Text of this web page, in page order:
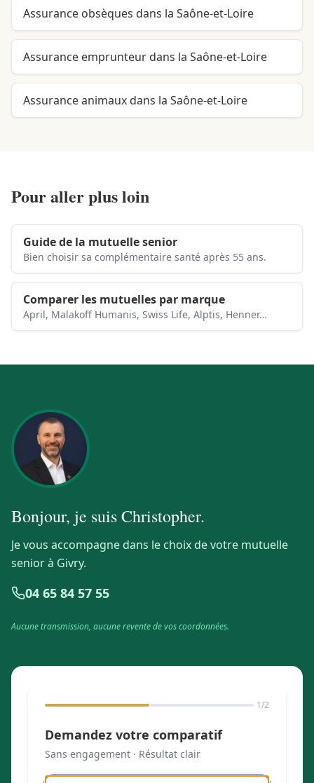
Assurance obsèques dans la Saône-et-Loire
Assurance emprunteur dans la Saône-et-Loire
Assurance animaux dans la Saône-et-Loire
Pour aller plus loin
Guide de la mutuelle senior
Bien choisir sa complémentaire santé après 55 ans.
Comparer les mutuelles par marque
April, Malakoff Humanis, Swiss Life, Alptis, Henner…
Bonjour, je suisChristopher.
Je vous accompagne dans le choix de votre mutuelle
senior à Givry.
04 65 84 57 55
Aucune transmission, aucune revente de vos coordonnées.
1/2
Demandez votre comparatif
Sans engagement · Résultat clair